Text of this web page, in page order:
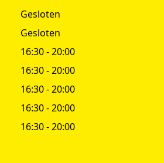
Gesloten
Gesloten
16:30 - 20:00
16:30 - 20:00
16:30 - 20:00
16:30 - 20:00
16:30 - 20:00